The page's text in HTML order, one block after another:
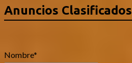
Anuncios Clasificados
Nombre*